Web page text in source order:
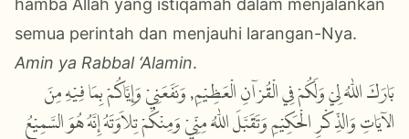
hamba Allah yang istiqamah dalam menjalankan
semua perintah dan menjauhi larangan-Nya.
Amin ya Rabbal ‘Alamin.
بَارَكَ اللّٰهُ لِيْ وَلَكُمْ فِي الْقُرْآنِ الْعَظِيْمِ, وَنَفَعَنِيْ وَإِيَّاكُمْ بِمَا فِيْهِ مِنَ
الآيَاتِ وَالذِّكْرِ الْحَكِيْمِ وَتَقَبَّلَ اللّٰهُ مِنِّيْ وَمِنْكُمْ تِلاَوَتَهُ إِنَّهُ هُوَ السَّمِيْعُ